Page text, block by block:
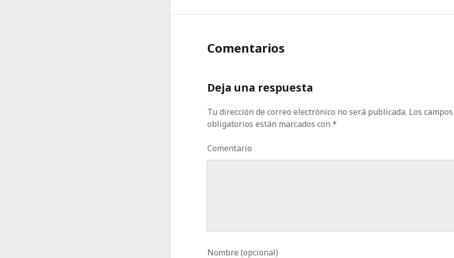
Comentarios
Deja una respuesta
Tu dirección de correo electrónico no será publicada. Los campos
obligatorios están marcados con*
Comentario
Nombre (opcional)